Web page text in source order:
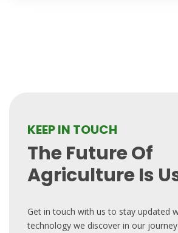
KEEP IN TOUCH
The Future Of
Agriculture Is
Get in touch with us to stay updated
technology we discover in our